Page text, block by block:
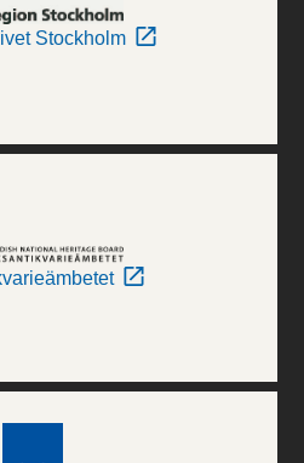
Stockholm